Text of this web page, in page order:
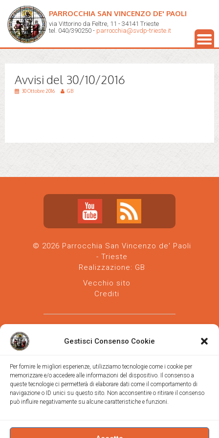
Gestisci Consenso Cookie
Per fornire le migliori esperienze, utilizziamo tecnologie come i cookie per
memorizzare e/o accedere alle informazioni del dispositivo. Il consenso a
queste tecnologie ci permetterà di elaborare dati come il comportamento di
navigazione o ID unici su questo sito. Non acconsentire o ritirare il consenso
può influire negativamente su alcune caratteristiche e funzioni.
PARROCCHIA SAN VINCENZO DE' PAOLI
via Vittorino da Feltre, 11 - 34141 Trieste
tel. 040/390250 - parrocchia@svdp-trieste.it
Avvisi del 30/10/2016
30 Ottobre 2016 GB
© 2026 Parrocchia San Vincenzo de' Paoli
- Trieste
Realizzazione: GB
Vecchio sito
Crediti
Parrocchia san Vincenzo de' Paoli-Diocesi
di Trieste
via Vittorino da Feltre, 11 (chiesa)
Trieste